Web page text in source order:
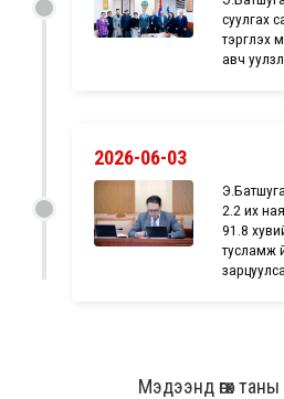
суулгах
тэргүүлэх
авч
2026-06-03
2.2 их
91.8
тусламж
Мэдээнд өгөх